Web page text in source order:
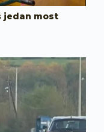
jedan most